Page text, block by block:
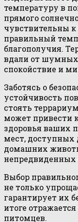
температуру в
прямого
чувствительны
правильный
благополучия.
вдали от шумных
спокойствие и
Заботясь о
устойчивость
стоять
может привести
здоровья ваших
мест, доступных
домашних
непредвиденных
Выбор
не только
гарантирует их
итоге
питомцев.